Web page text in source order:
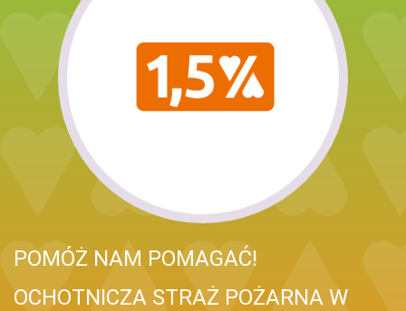
POMÓŻ NAM POMAGAĆ!
OCHOTNICZA STRAŻ POŻARNA W